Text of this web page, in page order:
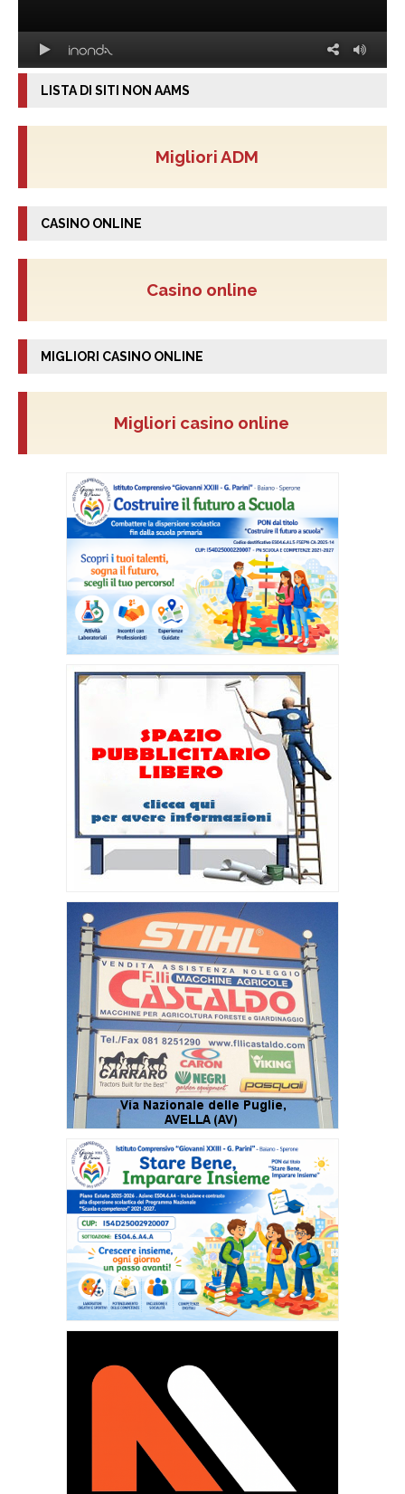
LISTA DI SITI NON AAMS
Migliori ADM
CASINO ONLINE
Casino online
MIGLIORI CASINO ONLINE
Migliori casino online